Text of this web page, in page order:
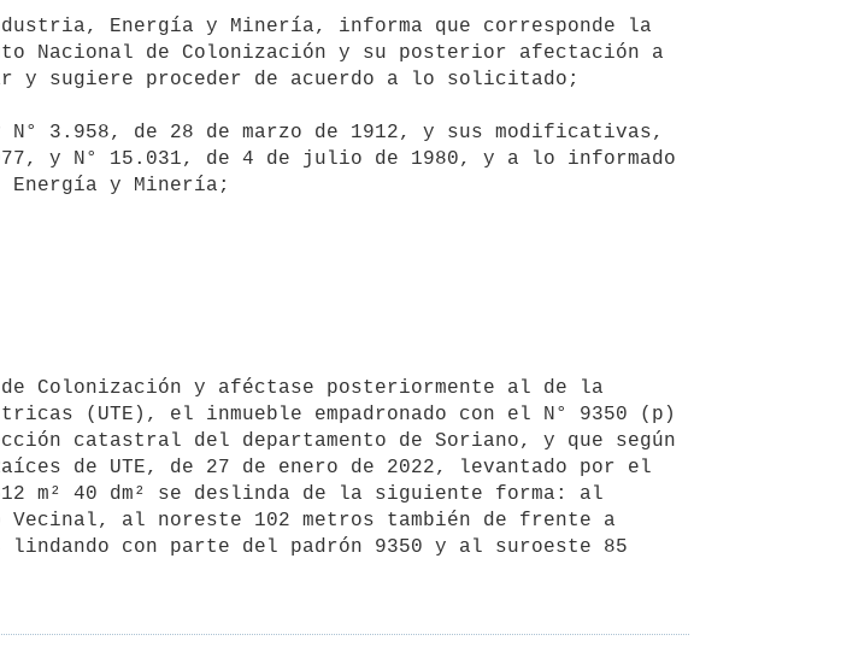
Nacional de Colonización y su posterior afectación a
y sugiere proceder de acuerdo a lo solicitado;
y N° 15.031, de 4 de julio de 1980, y a lo informado
y Minería;
(UTE), el inmueble empadronado con el N° 9350 (p)
catastral del departamento de Soriano, y que según
de UTE, de 27 de enero de 2022, levantado por el
m² 40 dm² se deslinda de la siguiente forma: al
Vecinal, al noreste 102 metros también de frente a
con parte del padrón 9350 y al suroeste 85